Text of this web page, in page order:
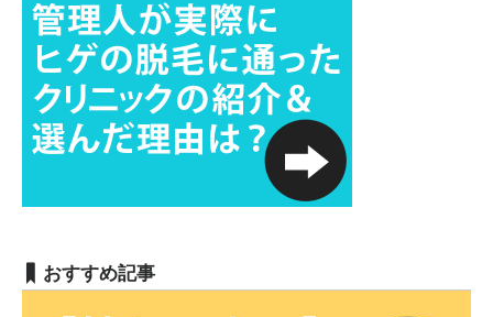
おすすめ記事